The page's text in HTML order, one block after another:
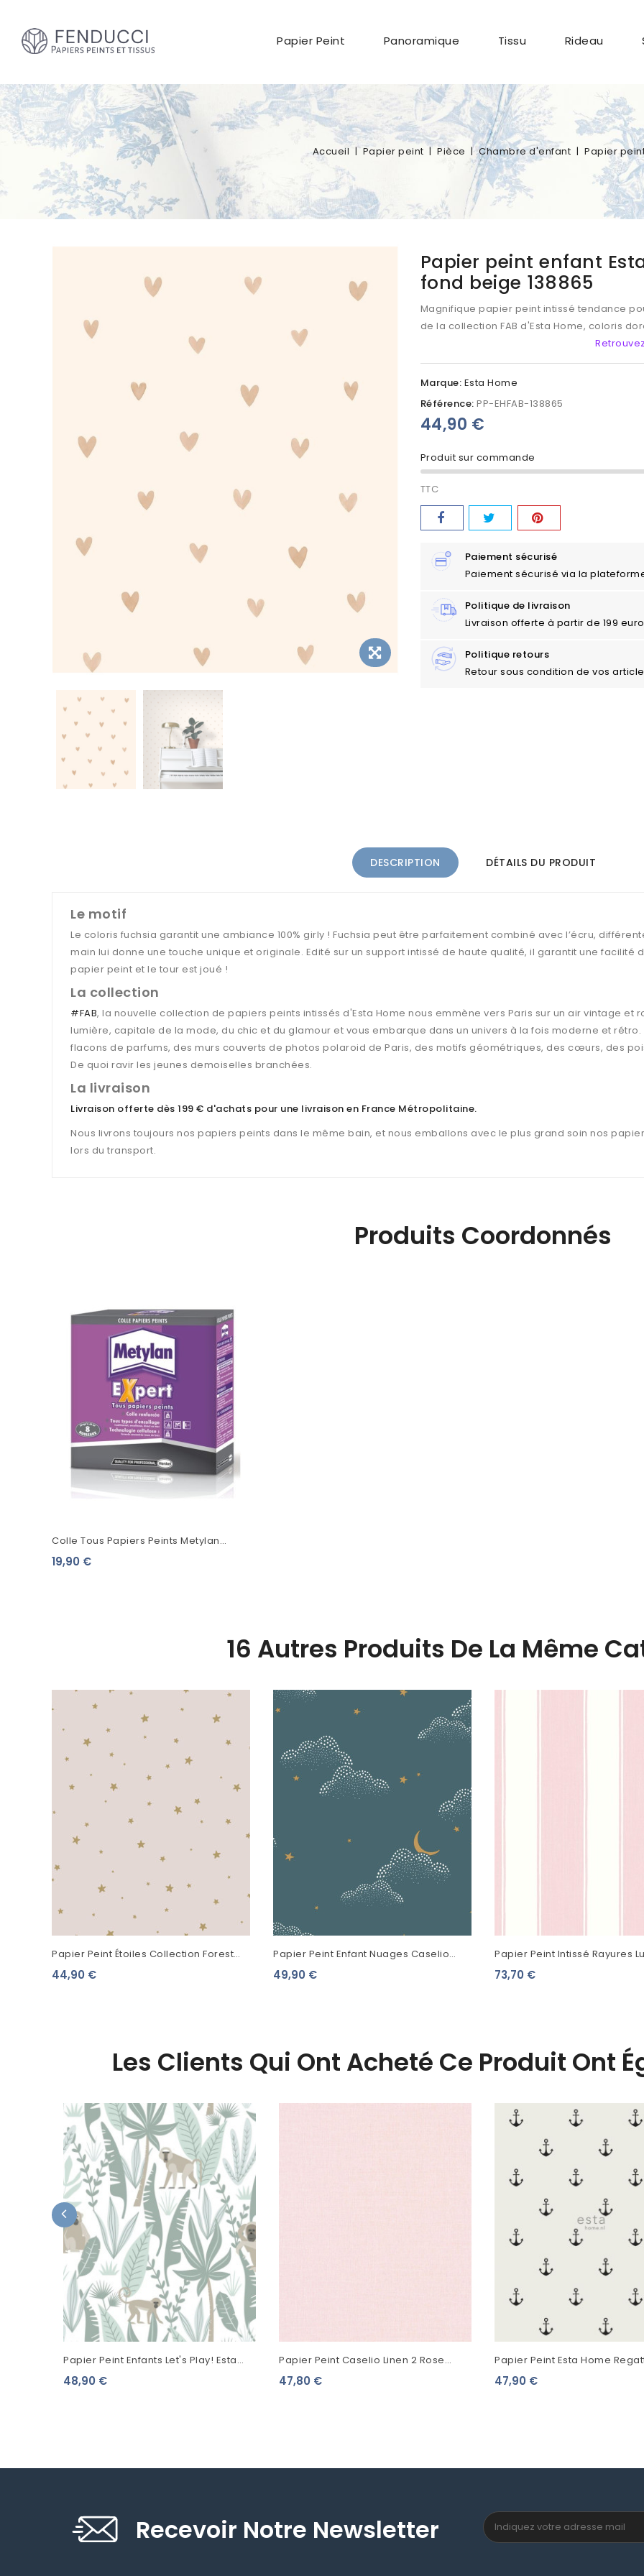
Papier Peint Panoramique Tissu Rideau
Accueil Papier peint Pièce Chambre d'enfant Papier
Papier peint enfant
fond beige 138865
Magnifique papier peint intissé tendance
de la collection FAB d'Esta Home, coloris
Marque: Esta Home
Référence: PP-EHFAB-138865
Produit sur commande
44,90 €
TTC
Paiement sécurisé
Paiement sécurisé via la
Politique de livraison
Livraison offerte à partir de 199
Politique retours
Retour sous condition de vos
DESCRIPTION DÉTAILS DU PRODUIT
Le motif
Le coloris fuchsia garantit une ambiance 100% girly ! Fuchsia peut être parfaitement combiné avec l’écru,
main lui donne une touche unique et originale. Edité sur un support intissé de haute qualité, il garantit une facilité
papier peint et le tour est joué !
La collection
#FAB, la nouvelle collection de papiers peints intissés d'Esta Home nous emmène vers Paris sur un air vintage et
lumière, capitale de la mode, du chic et du glamour et vous embarque dans un univers à la fois moderne et
flacons de parfums, des murs couverts de photos polaroid de Paris, des motifs géométriques, des cœurs, des pois
De quoi ravir les jeunes demoiselles branchées.
La livraison
Livraison offerte dès 199 € d'achats pour une livraison en France Métropolitaine.
Nous livrons toujours nos papiers peints dans le même bain, et nous emballons avec le plus grand soin nos
lors du transport.
Produits Coordonnés
Colle Tous Papiers Peints Metylan
Expert
19,90 €
16 Autres Produits De La Même
Papier Peint Étoiles Collection Forest
Friends Petites Étoiles Doré 139260
44,90 €
Papier Peint Enfant Nuages Caselio
Autour Du Monde Bleu Nuit 103486069
49,90 €
Papier Peint Intissé Rayures
Alice Et Rose Arianne Rayure
73,70 €
Les Clients Qui Ont Acheté Ce Produit Ont
Papier Peint Enfants Let's Play! Esta
Home Petits Singes Fond Blanc 139071
48,90 €
Papier Peint Caselio Linen 2 Rose
68524622
47,80 €
Papier Peint Esta Home
Ancres Noir Fond Beige 128873
47,90 €
Recevoir Notre Newsletter